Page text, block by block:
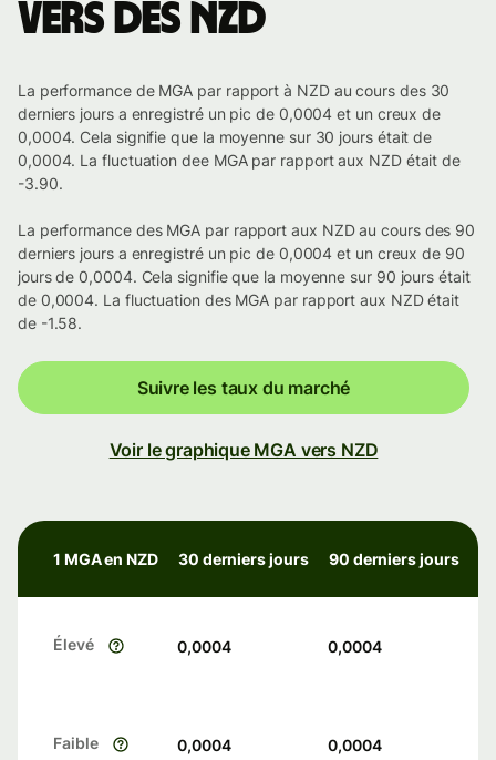
vers des NZD
La performance de MGA par rapport à NZD au cours des 30
derniers jours a enregistré un pic de 0,0004 et un creux de
0,0004. Cela signifie que la moyenne sur 30 jours était de
0,0004. La fluctuation dee MGA par rapport aux NZD était de
-3.90.
La performance des MGA par rapport aux NZD au cours des 90
derniers jours a enregistré un pic de 0,0004 et un creux de 90
jours de 0,0004. Cela signifie que la moyenne sur 90 jours était
de 0,0004. La fluctuation des MGA par rapport aux NZD était
de -1.58.
Suivre les taux du marché
Voir le graphique MGA vers NZD
1 MGA en NZD 30 derniers jours 90 derniers jours
Élevé 0,0004 0,0004
Faible 0,0004 0,0004